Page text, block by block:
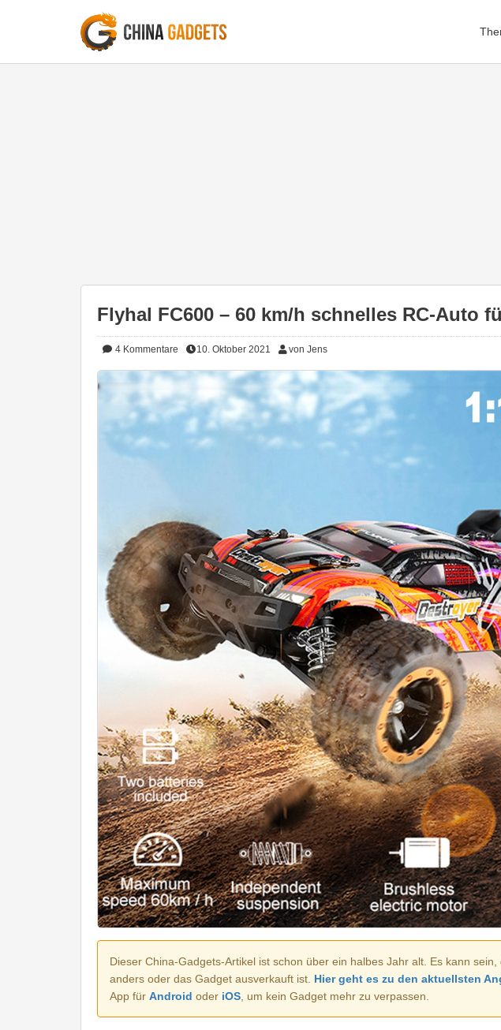
Flyhal FC600 – 60 km/h schnelles RC-Auto
4 Kommentare 10. Oktober 2021 von Jens
Dieser China-Gadgets-Artikel ist schon über ein halbes Jahr alt. Es kann
anders oder das Gadget ausverkauft ist. Hier geht es zu den aktuellsten
App für Android oder iOS , um kein Gadget mehr zu verpassen.